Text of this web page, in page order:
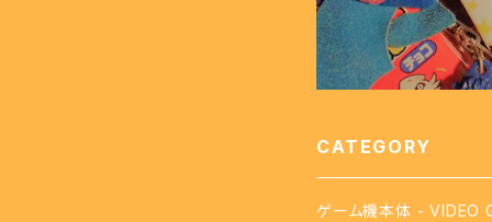
CATEGORY
ゲーム機本体 - VIDEO